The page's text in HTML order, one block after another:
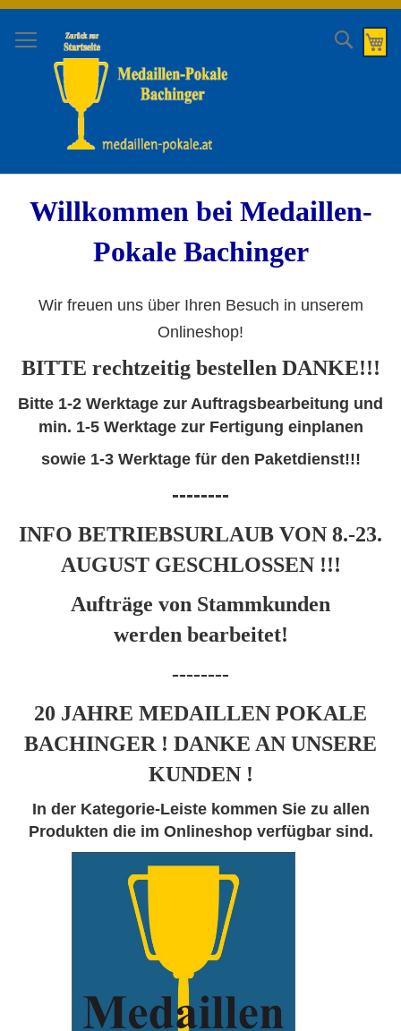
Direkt
Inhalt
Suche
Willkommen bei Medaillen-
Pokale Bachinger
Wir freuen uns über Ihren Besuch in unserem
Onlineshop!
BITTE rechtzeitig bestellen DANKE!!!
Bitte 1-2 Werktage zur Auftragsbearbeitung und
min. 1-5 Werktage zur Fertigung einplanen
sowie 1-3 Werktage für den Paketdienst!!!
--------
INFO BETRIEBSURLAUB VON 8.-23.
AUGUST GESCHLOSSEN !!!
Aufträge von Stammkunden
werden bearbeitet!
--------
20 JAHRE MEDAILLEN POKALE
BACHINGER ! DANKE AN UNSERE
KUNDEN !
In der Kategorie-Leiste kommen Sie zu allen
Produkten die im Onlineshop verfügbar sind.